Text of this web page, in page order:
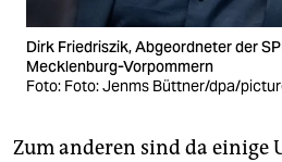
Dirk Friedriszik, Abgeordneter der
Mecklenburg-Vorpommern
Foto: Foto: Jenms Büttner/dpa/
Zum anderen sind da